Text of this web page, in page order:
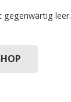
gegenwärtig leer.